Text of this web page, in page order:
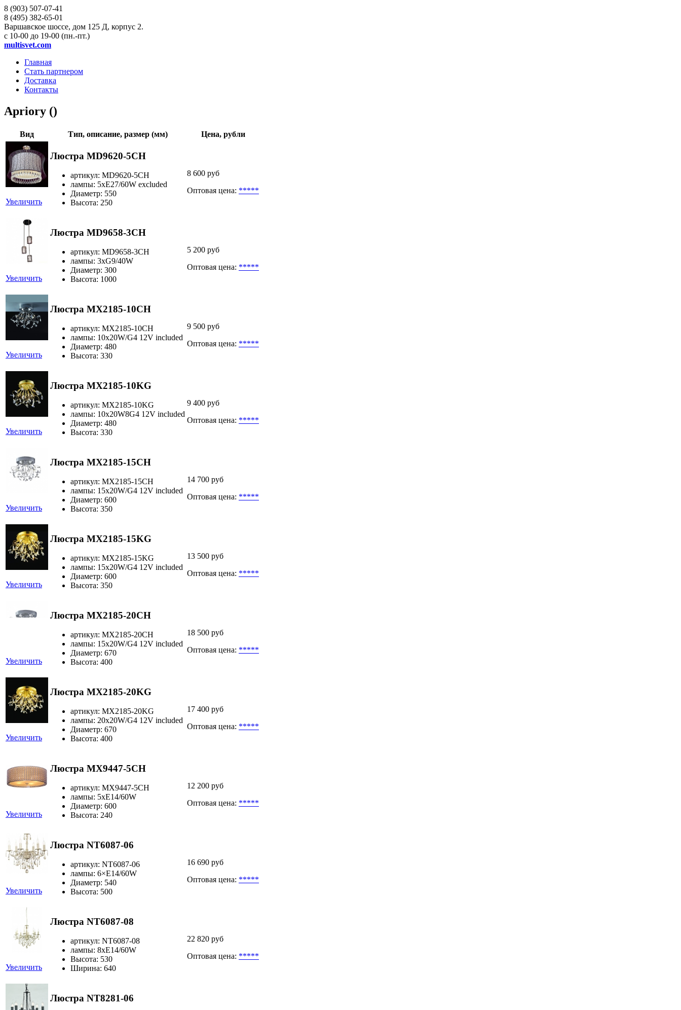
8 (903) 507-07-41
8 (495) 382-65-01
Варшавское шоссе, дом 125 Д, корпус 2.
с 10-00 до 19-00 (пн.-пт.)
multisvet.com
Главная
Стать партнером
Доставка
Контакты
Apriory ()
Вид Тип, описание, размер (мм) Цена, рубли
Увеличить
Люстра MD9620-5CH
артикул: MD9620-5CH
лампы: 5хE27/60W excluded
Диаметр: 550
Высота: 250
8 600 руб
Оптовая цена: *****
Увеличить
Люстра MD9658-3CH
артикул: MD9658-3CH
лампы: 3хG9/40W
Диаметр: 300
Высота: 1000
5 200 руб
Оптовая цена: *****
Увеличить
Люстра MX2185-10CH
артикул: MX2185-10CH
лампы: 10х20W/G4 12V included
Диаметр: 480
Высота: 330
9 500 руб
Оптовая цена: *****
Увеличить
Люстра MX2185-10KG
артикул: MX2185-10KG
лампы: 10х20W8G4 12V included
Диаметр: 480
Высота: 330
9 400 руб
Оптовая цена: *****
Увеличить
Люстра MX2185-15CH
артикул: MX2185-15CH
лампы: 15х20W/G4 12V included
Диаметр: 600
Высота: 350
14 700 руб
Оптовая цена: *****
Увеличить
Люстра MX2185-15KG
артикул: MX2185-15KG
лампы: 15х20W/G4 12V included
Диаметр: 600
Высота: 350
13 500 руб
Оптовая цена: *****
Увеличить
Люстра MX2185-20CH
артикул: MX2185-20CH
лампы: 15х20W/G4 12V included
Диаметр: 670
Высота: 400
18 500 руб
Оптовая цена: *****
Увеличить
Люстра MX2185-20KG
артикул: MX2185-20KG
лампы: 20х20W/G4 12V included
Диаметр: 670
Высота: 400
17 400 руб
Оптовая цена: *****
Увеличить
Люстра MX9447-5CH
артикул: MX9447-5CH
лампы: 5хЕ14/60W
Диаметр: 600
Высота: 240
12 200 руб
Оптовая цена: *****
Увеличить
Люстра NT6087-06
артикул: NT6087-06
лампы: 6×Е14/60W
Диаметр: 540
Высота: 500
16 690 руб
Оптовая цена: *****
Увеличить
Люстра NT6087-08
артикул: NT6087-08
лампы: 8хЕ14/60W
Высота: 530
Ширина: 640
22 820 руб
Оптовая цена: *****
Люстра NT8281-06